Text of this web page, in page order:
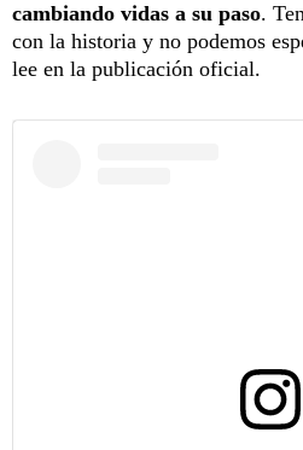
cambiando vidas a su paso.
con la historia y no podemos
lee en la publicación oficial.